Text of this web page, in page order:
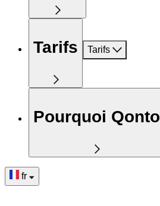
Tarifs Tarifs
Pourquoi Qonto
fr